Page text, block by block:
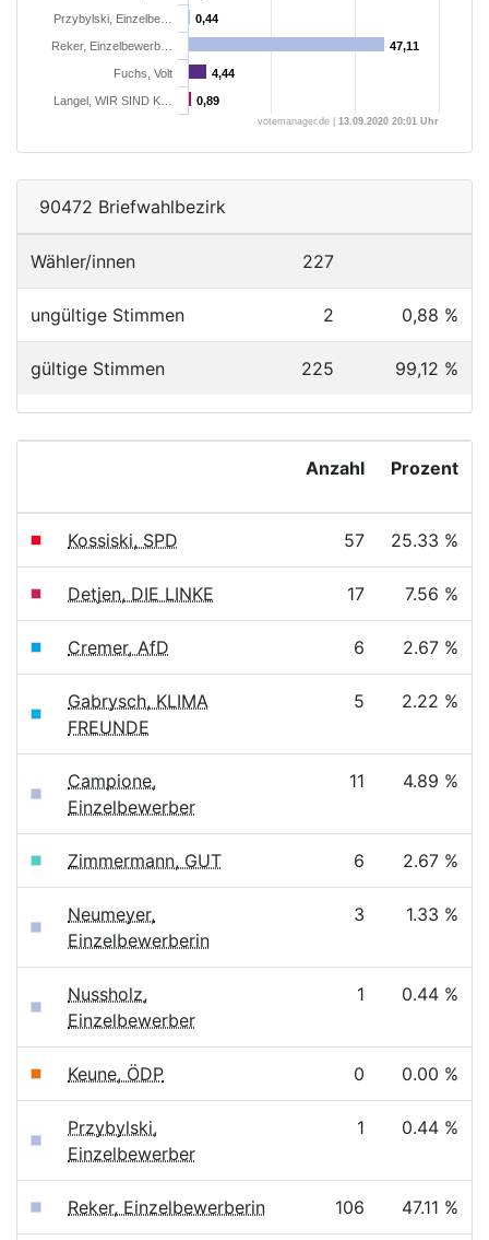
0,44
0,44
47,11
47,11
4,44
4,44
0,89
0,89
Przybylski, Einzelbe…
Reker, Einzelbewerb…
Fuchs, Volt
Langel, WIR SIND K…
votemanager.de | 13.09.2020 20:01 Uhr
90472 Briefwahlbezirk
Wähler/innen 227
ungültige Stimmen 2 0,88 %
gültige Stimmen 225 99,12 %
Anzahl Prozent
Kossiski, SPD 57 25.33 %
Detjen, DIE LINKE 17 7.56 %
Cremer, AfD 6 2.67 %
Gabrysch, KLIMA
FREUNDE
5 2.22 %
Campione,
Einzelbewerber
11 4.89 %
Zimmermann, GUT 6 2.67 %
Neumeyer,
Einzelbewerberin
3 1.33 %
Nussholz,
Einzelbewerber
1 0.44 %
Keune, ÖDP 0 0.00 %
Przybylski,
Einzelbewerber
1 0.44 %
Reker, Einzelbewerberin 106 47.11 %